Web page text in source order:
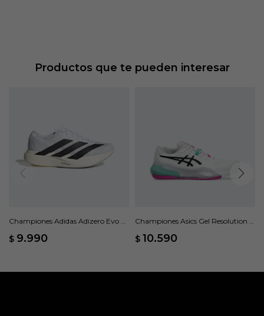
Productos que te pueden interesar
Championes Adidas Adizero Evo SL
$ 9.990
Championes Asics Gel Resolution X
$ 10.590